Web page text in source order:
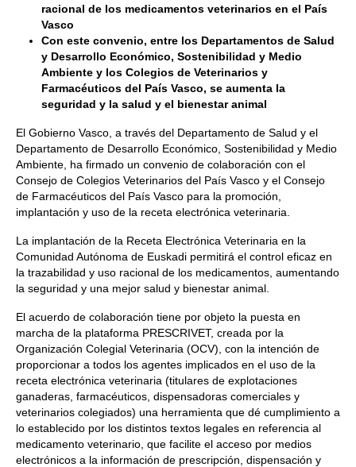
racional de los medicamentos veterinarios en el País
Vasco
Con este convenio, entre los Departamentos de Salud
y Desarrollo Económico, Sostenibilidad y Medio
Ambiente y los Colegios de Veterinarios y
Farmacéuticos del País Vasco, se aumenta la
seguridad y la salud y el bienestar animal
El Gobierno Vasco, a través del Departamento de Salud y el
Departamento de Desarrollo Económico, Sostenibilidad y Medio
Ambiente, ha firmado un convenio de colaboración con el
Consejo de Colegios Veterinarios del País Vasco y el Consejo
de Farmacéuticos del País Vasco para la promoción,
implantación y uso de la receta electrónica veterinaria.
La implantación de la Receta Electrónica Veterinaria en la
Comunidad Autónoma de Euskadi permitirá el control eficaz en
la trazabilidad y uso racional de los medicamentos, aumentando
la seguridad y una mejor salud y bienestar animal.
El acuerdo de colaboración tiene por objeto la puesta en
marcha de la plataforma PRESCRIVET, creada por la
Organización Colegial Veterinaria (OCV), con la intención de
proporcionar a todos los agentes implicados en el uso de la
receta electrónica veterinaria (titulares de explotaciones
ganaderas, farmacéuticos, dispensadoras comerciales y
veterinarios colegiados) una herramienta que dé cumplimiento a
lo establecido por los distintos textos legales en referencia al
medicamento veterinario, que facilite el acceso por medios
electrónicos a la información de prescripción, dispensación y